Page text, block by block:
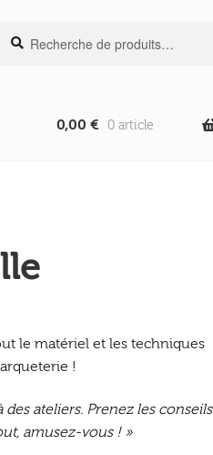
pour :
Recherche
0,00 € 0 article
le matériel et les techniques
!
des ateliers. Prenez les conseils
amusez-vous ! »